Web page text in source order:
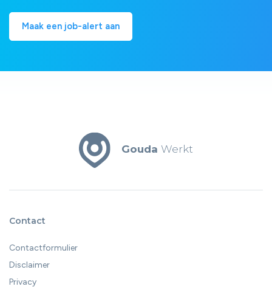
Maak een job-alert aan
Gouda Werkt
Contact
Contactformulier
Disclaimer
Privacy